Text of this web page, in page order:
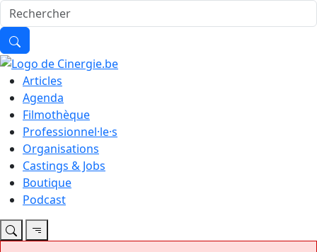
Articles
Agenda
Filmothèque
Professionnel·le·s
Organisations
Castings & Jobs
Boutique
Podcast